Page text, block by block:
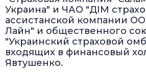
Украина" и ЧАО "ДIМ
ассистанской компании
Лайн" и общественного
"Украинский страховой
входящих в финансовый
Явтушенко.